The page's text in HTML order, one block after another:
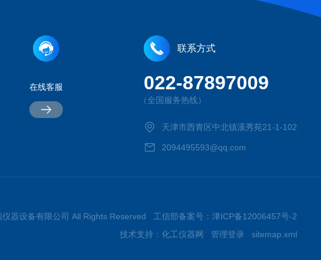
在线客服
联系方式
022-87897009
（全国服务热线）
天津市西青区中北镇溪秀苑21-1-102
2094495593@qq.com
器设备有限公司 All Rights Reserved 工信部备案号： 津ICP备12006457号-2
技术支持： 化工仪器网 管理登录 sitemap.xml